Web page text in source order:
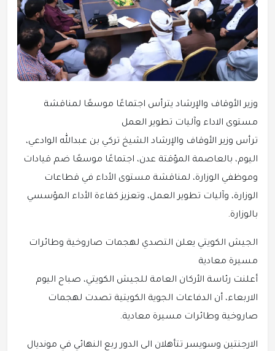
وزير الأوقاف والإرشاد يترأس اجتماعًا موسعًا لمناقشة
مستوى الاداء وآليات تطوير العمل
ترأس وزير الأوقاف والإرشاد الشيخ تركي بن عبدالله الوادعي،
اليوم، بالعاصمة المؤقتة عدن، اجتماعًا موسعًا ضم قيادات
وموظفي الوزارة، لمناقشة مستوى الأداء في قطاعات
الوزارة، وآليات تطوير العمل، وتعزيز كفاءة الأداء المؤسسي
بالوزارة.
الجيش الكويتي يعلن التصدي لهجمات صاروخية وطائرات
مسيرة معادية
أعلنت رئاسة الأركان العامة للجيش الكويتي، صباح اليوم
الاربعاء، أن الدفاعات الجوية الكويتية تصدت لهجمات
صاروخية وطائرات مسيرة معادية.
الارجنتين وسويسر تتأهلان الى الدور ربع النهائي في مونديال